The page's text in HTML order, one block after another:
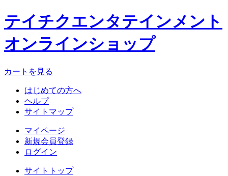
テイチクエンタテインメント
オンラインショップ
カートを見る
はじめての方へ
ヘルプ
サイトマップ
マイページ
新規会員登録
ログイン
サイトトップ